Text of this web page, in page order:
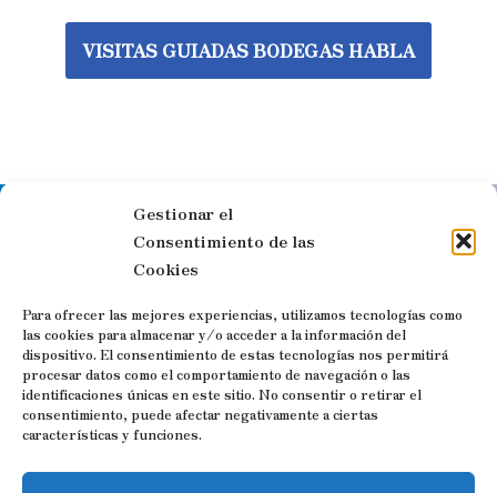
Gestionar el
Consentimiento de las
Cookies
Para ofrecer las mejores experiencias, utilizamos tecnologías como
las cookies para almacenar y/o acceder a la información del
dispositivo. El consentimiento de estas tecnologías nos permitirá
procesar datos como el comportamiento de navegación o las
identificaciones únicas en este sitio. No consentir o retirar el
consentimiento, puede afectar negativamente a ciertas
características y funciones.
VISITAS GUIADAS BODEGAS HABLA
Síguenos en las redes sociales
Visitas guiadas y Free Tours por
Trujillo
Contacto: